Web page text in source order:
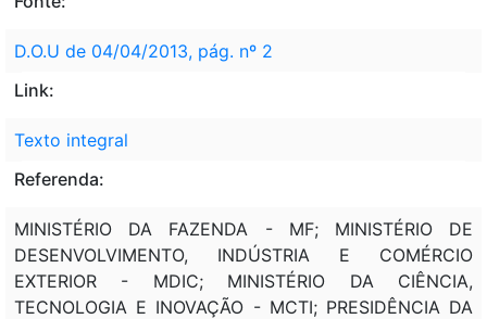
D.O.U de 04/04/2013, pág. nº 2
Link:
Texto integral
Referenda:
MINISTÉRIO DA FAZENDA - MF; MINISTÉRIO DE
DESENVOLVIMENTO, INDÚSTRIA E COMÉRCIO
EXTERIOR - MDIC; MINISTÉRIO DA CIÊNCIA,
TECNOLOGIA E INOVAÇÃO - MCTI; PRESIDÊNCIA DA